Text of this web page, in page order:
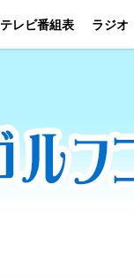
テレビ番組表 ラジオ